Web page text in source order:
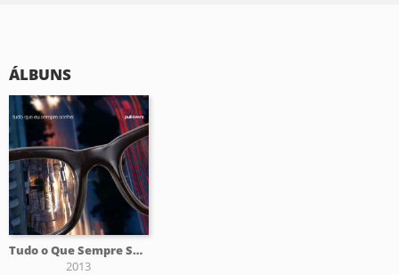
ÁLBUNS
Tudo o Que Sempre Sonhei
2013